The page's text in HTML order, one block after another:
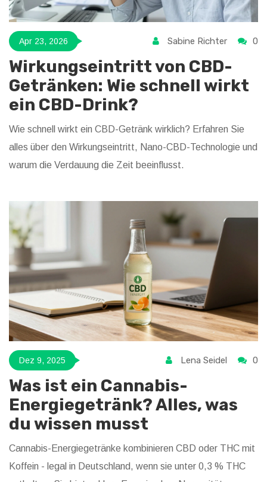
Apr 23, 2026 Sabine Richter 0
Wirkungseintritt von CBD-
Getränken: Wie schnell wirkt
ein CBD-Drink?
Wie schnell wirkt ein CBD-Getränk wirklich? Erfahren Sie
alles über den Wirkungseintritt, Nano-CBD-Technologie und
warum die Verdauung die Zeit beeinflusst.
Dez 9, 2025 Lena Seidel 0
Was ist ein Cannabis-
Energiegetränk? Alles, was
du wissen musst
Cannabis-Energiegetränke kombinieren CBD oder THC mit
Koffein - legal in Deutschland, wenn sie unter 0,3 % THC